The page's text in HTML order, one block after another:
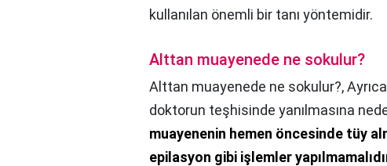
kullanılan önemli bir tanı yöntemidir.
Alttan muayenede ne sokulur?
Alttan muayenede ne sokulur?,
doktorun teşhisinde yanılmasına
muayenenin hemen öncesinde tüy
epilasyon gibi işlemler